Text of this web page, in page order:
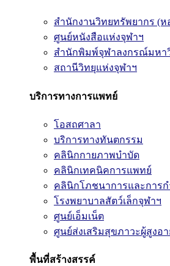
สำนักงานวิทยทรัพยากร (ห
ศูนย์หนังสือแห่งจุฬาฯ
สำนักพิมพ์จุฬาลงกรณ์มหา
สถานีวิทยุแห่งจุฬาฯ
บริการทางการแพทย์
โอสถศาลา
บริการทางทันตกรรม
คลินิกกายภาพบำบัด
คลินิกเทคนิคการแพทย์
คลินิกโภชนาการและการ
โรงพยาบาลสัตว์เล็กจุฬาฯ
ศูนย์เอ็มเน็ต
ศูนย์ส่งเสริมสุขภาวะผู้สูงอา
พื้นที่สร้างสรรค์